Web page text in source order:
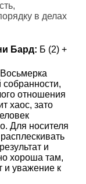
в делах
Бард: Б (2) +
Восьмерка
отношения
хаос, зато
Для носителя
и
хороша там,
и уважение к